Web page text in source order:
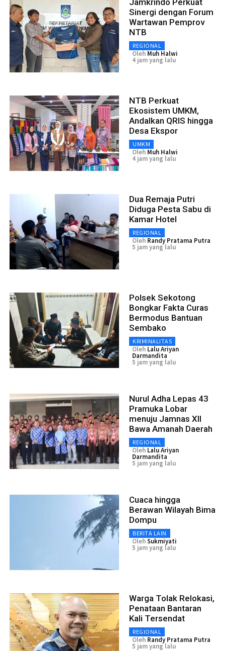
Sinergi dengan Forum
Wartawan Pemprov
NTB
REGIONAL
Oleh Muh Halwi
4 jam yang lalu
NTB Perkuat
Ekosistem UMKM,
Andalkan QRIS hingga
Desa Ekspor
UMKM
Oleh Muh Halwi
4 jam yang lalu
Dua Remaja Putri
Diduga Pesta Sabu di
Kamar Hotel
REGIONAL
Oleh Randy Pratama Putra
5 jam yang lalu
Polsek Sekotong
Bongkar Fakta Curas
Bermodus Bantuan
Sembako
KRIMINALITAS
Oleh Lalu Ariyan
Darmandita
5 jam yang lalu
Nurul Adha Lepas 43
Pramuka Lobar
menuju Jamnas XII
Bawa Amanah Daerah
REGIONAL
Oleh Lalu Ariyan
Darmandita
5 jam yang lalu
Cuaca hingga
Berawan Wilayah Bima
Dompu
BERITA LAIN
OlehSukmiyati
5 jam yang lalu
Warga Tolak Relokasi,
Penataan Bantaran
Kali Tersendat
REGIONAL
Oleh Randy Pratama Putra
5 jam yang lalu